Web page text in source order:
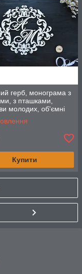
герб, монограма з
з пташками,
молодих, об'ємні
весілля
Купити